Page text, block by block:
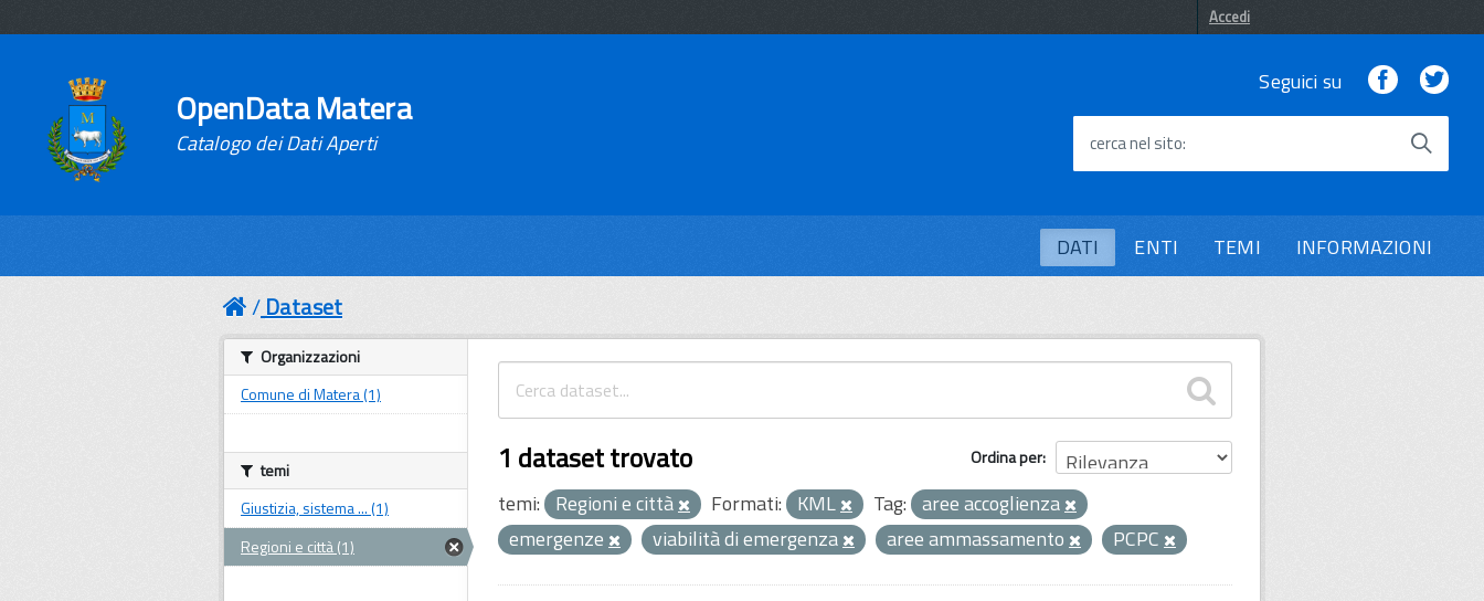
Accedi
OpenData Matera
Catalogo dei Dati Aperti
Seguici su Facebook
cerca nel sito
DATI ENTI TEMI INFORMAZIONI
Dataset
Ordina per
1 dataset trovato
temi: Regioni e città Formati: KML Tag: aree accoglienza
emergenze
viabilità di emergenza aree ammassamento PCPC
Organizzazioni
Comune di Matera (1)
temi
Giustizia, sistema ... (1)
Regioni e città (1)